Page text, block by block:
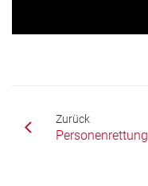
Zurück
Personenrettung